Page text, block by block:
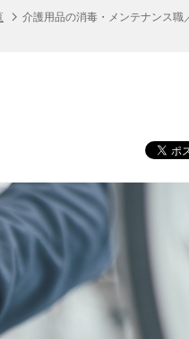
介護用品の消毒・メンテナンス職